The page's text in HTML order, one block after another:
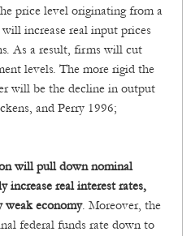
price level originating from a
increase real input prices
As a result, firms will cut
levels. The more rigid the
will be the decline in output
and Perry 1996;
will pull down nominal
increase real interest rates,
weak economy. Moreover, the
federal funds rate down to